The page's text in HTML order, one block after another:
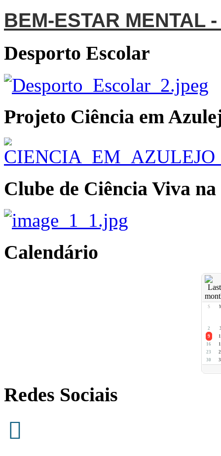
BEM-ESTAR MENTAL
Desporto Escolar
Projeto Ciência em
Clube de Ciência Viva
Calendário
S
2
9
16
23
30
Redes Sociais